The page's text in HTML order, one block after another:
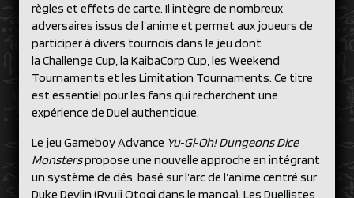
règles et effets de carte. Il intègre de nombreux
adversaires issus de l’anime et permet aux joueurs de
participer à divers tournois dans le jeu dont
la Challenge Cup, la KaibaCorp Cup, les Weekend
Tournaments et les Limitation Tournaments. Ce titre
est essentiel pour les fans qui recherchent une
expérience de Duel authentique.
Le jeu Gameboy Advance Yu‑Gi‑Oh! Dungeons Dice
Monsterspropose une nouvelle approche en intégrant
un système de dés, basé sur l’arc de l’anime centré sur
Duke Devlin (Ryuji Otogi dans le manga). Les Duellistes